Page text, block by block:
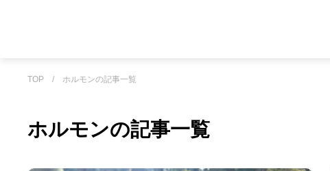
TOP / ホルモンの記事一覧
ホルモンの記事一覧